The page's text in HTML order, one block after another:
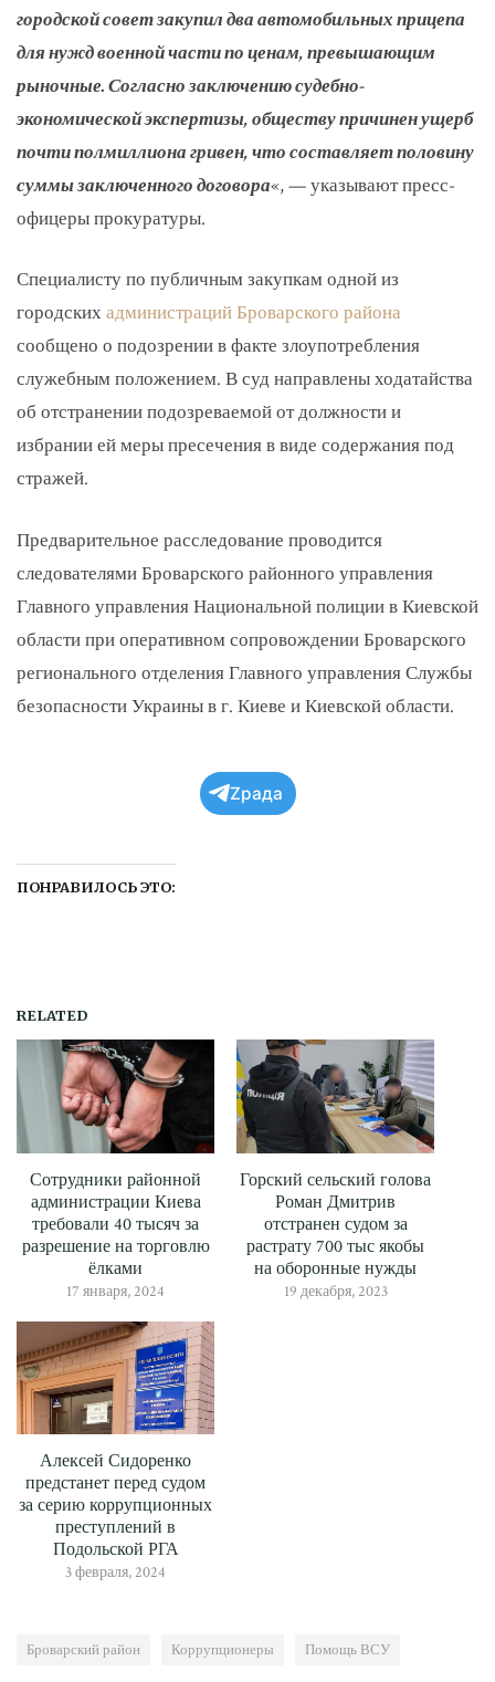
городской совет закупил два автомобильных прицепа
для нужд военной части по ценам, превышающим
рыночные. Согласно заключению судебно-
экономической экспертизы, обществу причинен ущерб
почти полмиллиона гривен, что составляет половину
суммы заключенного договора«, — указывают пресс-
офицеры прокуратуры.
Специалисту по публичным закупкам одной из
городских администраций Броварского района
сообщено о подозрении в факте злоупотребления
служебным положением. В суд направлены ходатайства
об отстранении подозреваемой от должности и
избрании ей меры пресечения в виде содержания под
стражей.
Предварительное расследование проводится
следователями Броварского районного управления
Главного управления Национальной полиции в Киевской
области при оперативном сопровождении Броварского
регионального отделения Главного управления Службы
безопасности Украины в г. Киеве и Киевской области.
Zрада
ПОНРАВИЛОСЬ ЭТО:
RELATED
Сотрудники районной
администрации Киева
требовали 40 тысяч за
разрешение на торговлю
ёлками
17 января, 2024
Горский сельский голова
Роман Дмитрив
отстранен судом за
растрату 700 тыс якобы
на оборонные нужды
19 декабря, 2023
Алексей Сидоренко
предстанет перед судом
за серию коррупционных
преступлений в
Подольской РГА
3 февраля, 2024
Броварский район Коррупционеры Помощь ВСУ